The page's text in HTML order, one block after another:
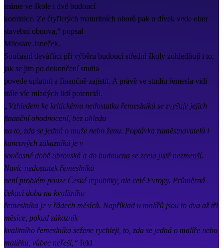
máme ve škole i dvě budoucí
kominice. Ze čtyřletých maturitních oborů pak u dívek vede obor
stavební obnova,“ popsal
Miloslav Janeček.
Současní deváťáci při výběru budoucí střední školy zohledňují i to,
jak se jim po dokončení studia
povede uplatnit a finančně zajistit. A právě ve studiu řemesla vidí
stále víc mladých lidí potenciál.
„Vzhledem ke kritickému nedostatku řemeslníků se zvyšuje jejich
finanční ohodnocení, bez ohledu
na to, zda se jedná o muže nebo ženu. Poptávka zaměstnavatelů i
koncových zákazníků je v
současné době obrovská a do budoucna se zcela jistě nezmenší.
Navíc nedostatek řemeslníků
není problém pouze České republiky, ale celé Evropy. Průměrná
čekací doba na kvalitního
řemeslníka je v řádech měsíců. Například u malířů jsou to dva až tři
měsíce, pokud zákazník
kvalitního řemeslníka sežene rychleji, to, zda se jedná o malíře nebo
malířku, vůbec neřeší,“ řekl